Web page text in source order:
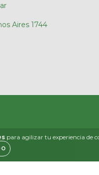
para agilizar tu experiencia de
Aires 1744